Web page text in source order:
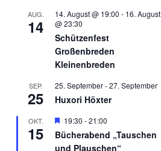
AUG.
14
14. August @ 19:00 - 16. August
@ 23:30
Schützenfest
Großenbreden
Kleinenbreden
SEP.
25
25. September-27. September
Huxori Höxter
OKT.
15
Hervorgehoben
19:30 -21:00
Bücherabend „Tauschen
und Plauschen“